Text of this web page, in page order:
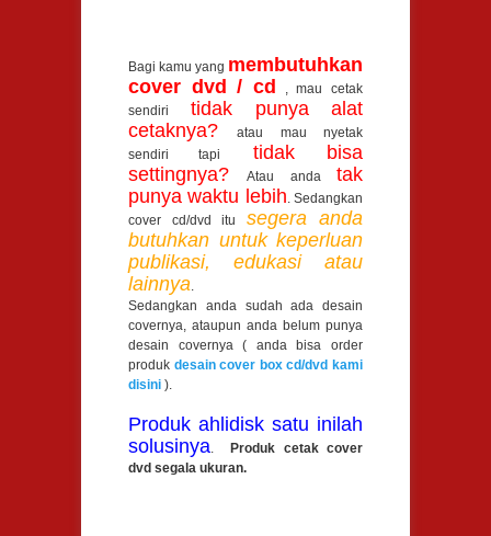
Bagi kamu yang membutuhkan
cover dvd / cd , mau cetak
sendiri
tidak punya alat
cetaknya?atau mau nyetak
sendiri tapi
tidak bisa
settingnya?Atau andatak
punya waktu lebih . Sedangkan
cover cd/dvd itu segera anda
butuhkan untuk keperluan
publikasi, edukasi atau
lainnya
Sedangkan anda sudah ada desain
covernya, ataupun anda belum punya
desain covernya ( anda bisa order
produk desain cover box cd/dvd kami
disini ).
Produk ahlidisk satu inilah
solusinya
Produk cetak cover
dvd segala ukuran.